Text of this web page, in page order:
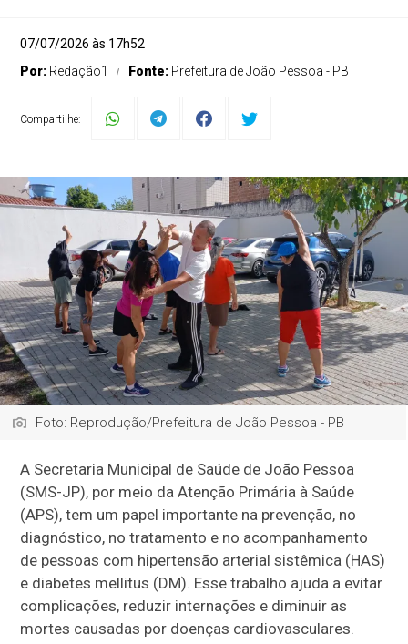
07/07/2026 às 17h52
Por: Redação1 Fonte: Prefeitura de João Pessoa - PB
Compartilhe:
Foto: Reprodução/Prefeitura de João Pessoa - PB
A Secretaria Municipal de Saúde de João Pessoa
(SMS-JP), por meio da Atenção Primária à Saúde
(APS), tem um papel importante na prevenção, no
diagnóstico, no tratamento e no acompanhamento
de pessoas com hipertensão arterial sistêmica (HAS)
e diabetes mellitus (DM). Esse trabalho ajuda a evitar
complicações, reduzir internações e diminuir as
mortes causadas por doenças cardiovasculares.